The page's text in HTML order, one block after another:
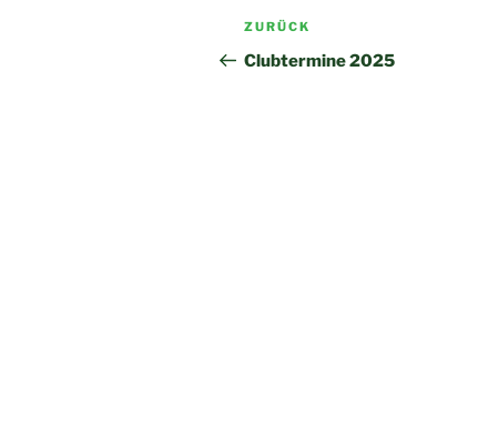
Beitragsnavigation
Vorheriger
Beitrag
ZURÜCK
Clubtermine 2025